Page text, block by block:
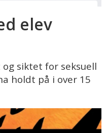
elev
siktet for seksuell
holdt på i over 15